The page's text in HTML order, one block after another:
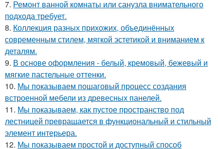
7. Ремонт ванной комнаты или санузла внимательного
подхода требует.
8. Коллекция разных прихожих, объединённых
современным стилем, мягкой эстетикой и вниманием к
деталям.
9. В основе оформления - белый, кремовый, бежевый и
мягкие пастельные оттенки.
10. Мы показываем пошаговый процесс создания
встроенной мебели из древесных панелей.
11. Мы показываем, как пустое пространство под
лестницей превращается в функциональный и стильный
элемент интерьера.
12. Мы показываем простой и доступный способ